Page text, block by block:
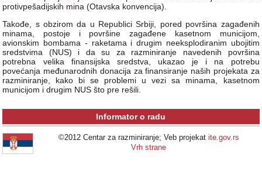
protivpešadijskih mina (Otavska konvencija).
Takođe, s obzirom da u Republici Srbiji, pored površina zagađenih
minama, postoje i površine zagađene kasetnom municijom,
avionskim bombama - raketama i drugim neeksplodiranim ubojitim
sredstvima (NUS) i da su za razminiranje navedenih površina
potrebna velika finansijska sredstva, ukazao je i na potrebu
povećanja međunarodnih donacija za finansiranje naših projekata za
razminiranje, kako bi se problemi u vezi sa minama, kasetnom
municijom i drugim NUS što pre rešili.
Informator o radu
©2012 Centar za razminiranje; Veb projekat ite.gov.rs
Vrh strane